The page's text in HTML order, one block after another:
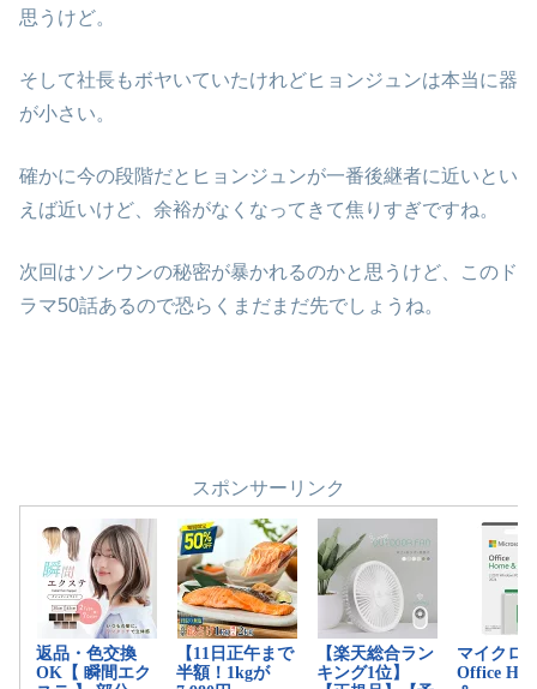
思うけど。
そして社長もボヤいていたけれどヒョンジュンは本当に器
が小さい。
確かに今の段階だとヒョンジュンが一番後継者に近いとい
えば近いけど、余裕がなくなってきて焦りすぎですね。
次回はソンウンの秘密が暴かれるのかと思うけど、このド
ラマ50話あるので恐らくまだまだ先でしょうね。
スポンサーリンク